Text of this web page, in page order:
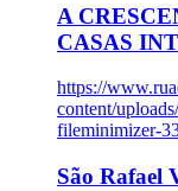
A
CASAS
https://
content/
fileminimizer-
São Rafael